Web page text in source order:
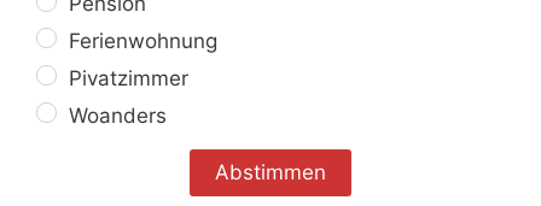
Ferienwohnung
Pivatzimmer
Woanders